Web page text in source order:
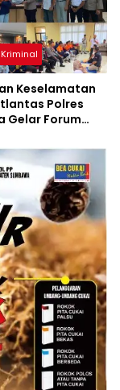
Keselamatan
Polres
Gelar Forum